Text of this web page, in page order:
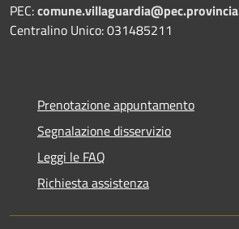
PEC:
Centralino Unico: 031485211
Prenotazione appuntamento
Segnalazione disservizio
Leggi le FAQ
Richiesta assistenza